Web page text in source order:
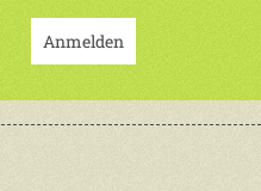
Anmelden